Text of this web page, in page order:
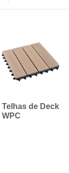
Telhas de Deck
WPC